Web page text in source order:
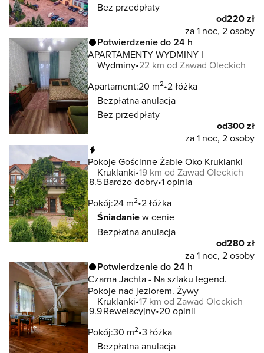
Bez przedpłaty
od220 zł
za 1 noc, 2 osoby
Potwierdzenie do 24 h
APARTAMENTY WYDMINY I
Wydminy 22 km od Zawad Oleckich
Apartament:20 m2 2 łóżka
Bezpłatna anulacja
Bez przedpłaty
od300 zł
za 1 noc, 2 osoby
Pokoje Gościnne Żabie Oko Kruklanki
Kruklanki 19 km od Zawad Oleckich
8.5Bardzo dobry 1 opinia
Pokój:24 m2 2 łóżka
Śniadaniew cenie
Bezpłatna anulacja
od280 zł
za 1 noc, 2 osoby
Potwierdzenie do 24 h
Czarna Jachta - Na szlaku legend.
Pokoje nad jeziorem. Żywy
Kruklanki 17 km od Zawad Oleckich
9.9Rewelacyjny 20 opinii
Pokój:30 m2 3 łóżka
Bezpłatna anulacja